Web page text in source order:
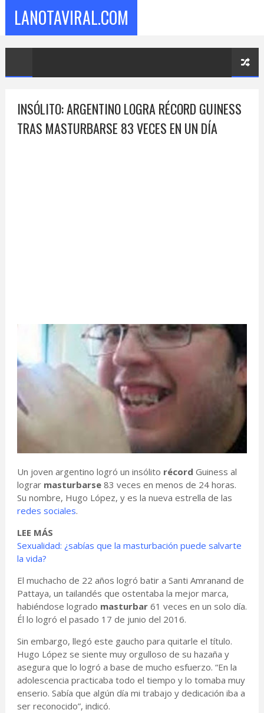
LANOTAVIRAL.COM
INSÓLITO: ARGENTINO LOGRA RÉCORD GUINESS
TRAS MASTURBARSE 83 VECES EN UN DÍA
Un joven argentino logró un insólito récord Guiness al
lograr masturbarse 83 veces en menos de 24 horas.
Su nombre, Hugo López, y es la nueva estrella de las
redes sociales.
LEE MÁS
Sexualidad: ¿sabías que la masturbación puede salvarte
la vida?
El muchacho de 22 años logró batir a Santi Amranand de
Pattaya, un tailandés que ostentaba la mejor marca,
habiéndose logrado masturbar61 veces en un solo día.
Él lo logró el pasado 17 de junio del 2016.
Sin embargo, llegó este gaucho para quitarle el título.
Hugo López se siente muy orgulloso de su hazaña y
asegura que lo logró a base de mucho esfuerzo. “En la
adolescencia practicaba todo el tiempo y lo tomaba muy
enserio. Sabía que algún día mi trabajo y dedicación iba a
ser reconocido”, indicó.